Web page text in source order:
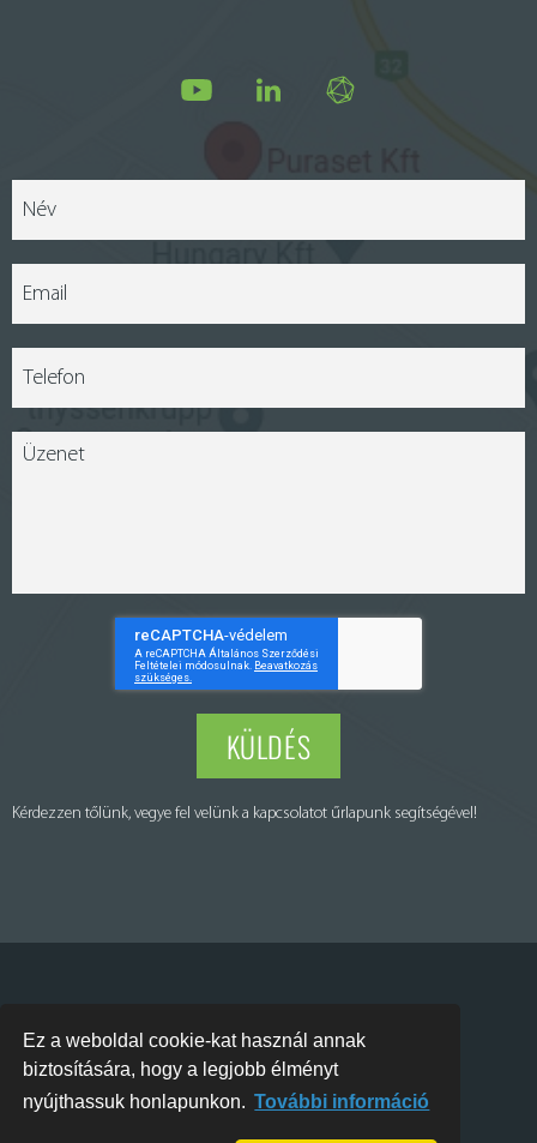
Ez a weboldal cookie-kat használ annak
biztosítására, hogy a legjobb élményt
nyújthassuk honlapunkon. További információ
KÜLDÉS
Kérdezzen tőlünk, vegye fel velünk a kapcsolatot űrlapunk segítségével!
Webdesign